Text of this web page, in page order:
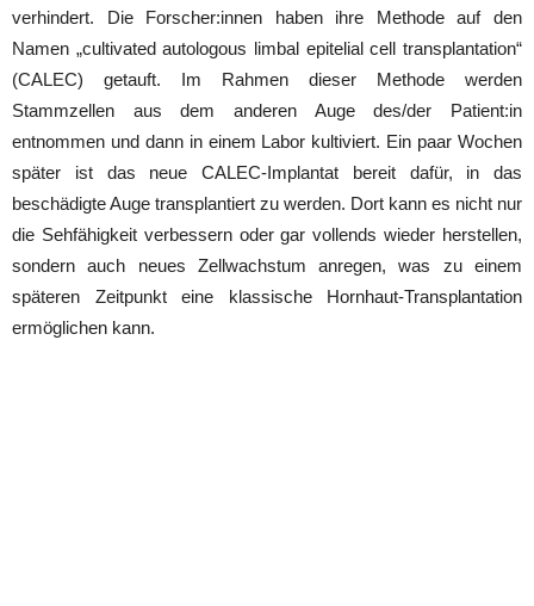
verhindert. Die Forscher:innen haben ihre Methode auf den
Namen „cultivated autologous limbal epitelial cell transplantation“
(CALEC) getauft. Im Rahmen dieser Methode werden
Stammzellen aus dem anderen Auge des/der Patient:in
entnommen und dann in einem Labor kultiviert. Ein paar Wochen
später ist das neue CALEC-Implantat bereit dafür, in das
beschädigte Auge transplantiert zu werden. Dort kann es nicht nur
die Sehfähigkeit verbessern oder gar vollends wieder herstellen,
sondern auch neues Zellwachstum anregen, was zu einem
späteren Zeitpunkt eine klassische Hornhaut-Transplantation
ermöglichen kann.